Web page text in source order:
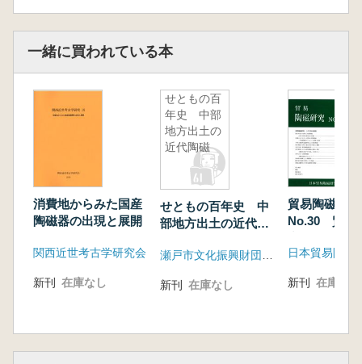
一緒に買われている本
消費地からみた国産
陶磁器の出現と展開
関西近世考古学研究会
新刊 在庫なし
せともの百
年史 中部
地方出土の
近代陶磁
せともの百年史 中
部地方出土の近代陶
新刊 在庫なし
貿易陶磁研
No.30 貿易
日本貿易陶磁
新刊 在庫なし